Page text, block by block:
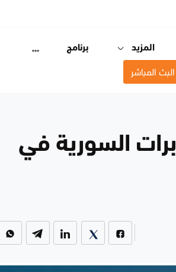
المزيد برنامج
البث المباشر
السورية في